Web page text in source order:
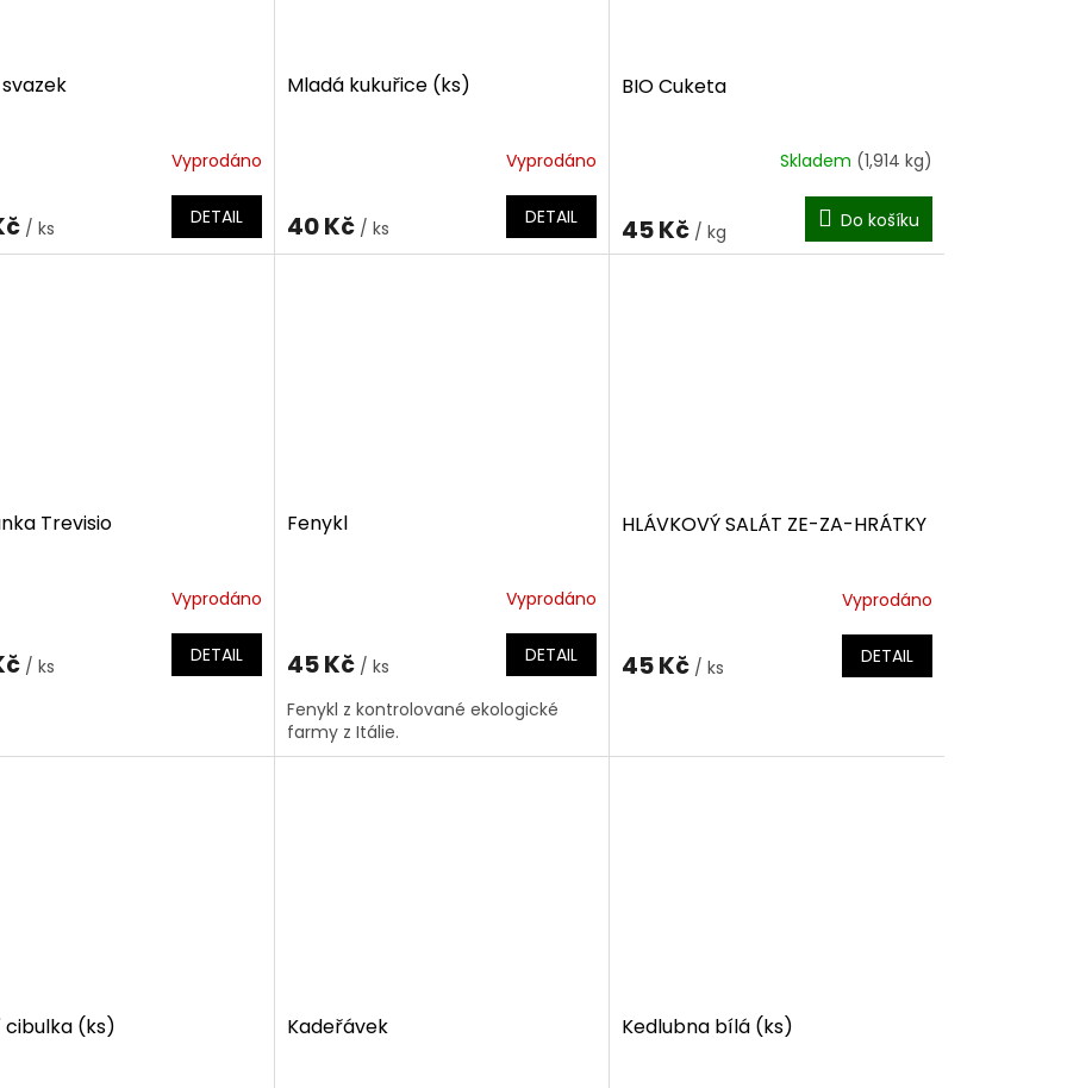
Vyprodáno
/ ks DETAIL
Mladá kukuřice (ks)
Vyprodáno
40 Kč / ks DETAIL
BIO Cuketa
Skladem (1,914 kg)
45 Kč / kg Do košíku
Trevisio
Vyprodáno
/ ks DETAIL
Fenykl
Vyprodáno
45 Kč / ks DETAIL
Fenykl z kontrolované ekologické
farmy z Itálie.
HLÁVKOVÝ SALÁT ZE-ZA-HRÁTKY
Vyprodáno
45 Kč / ks DETAIL
(ks) Kadeřávek Kedlubna bílá (ks)